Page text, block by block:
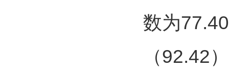
数为
（92.42